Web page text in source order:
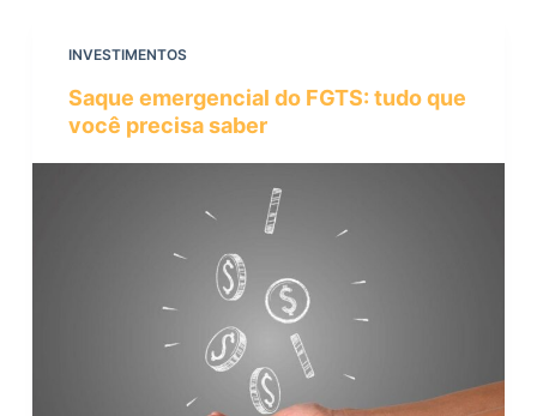
INVESTIMENTOS
Saque emergencial do FGTS: tudo que
você precisa saber